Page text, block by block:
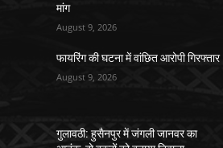
मांग
August 9, 2026
फायरिंग की घटना में वांछित आरोपी गिरफ्तार
August 9, 2026
गुलावठी: हुसैनपुर में जंगली जानवर का